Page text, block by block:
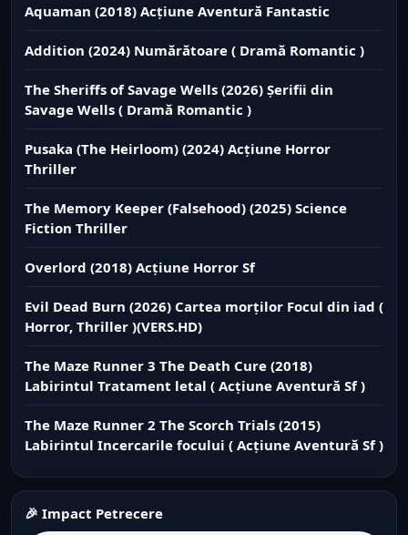
Aquaman (2018) Acțiune Aventură Fantastic
Addition (2024) Numărătoare ( Dramă Romantic )
The Sheriffs of Savage Wells (2026) Șerifii din
Savage Wells ( Dramă Romantic )
Pusaka (The Heirloom) (2024) Acțiune Horror
Thriller
The Memory Keeper (Falsehood) (2025) Science
Fiction Thriller
Overlord (2018) Acțiune Horror Sf
Evil Dead Burn (2026) Cartea morților Focul din iad (
Horror, Thriller )(VERS.HD)
The Maze Runner 3 The Death Cure (2018)
Labirintul Tratament letal ( Acțiune Aventură Sf )
The Maze Runner 2 The Scorch Trials (2015)
Labirintul Incercarile focului ( Acțiune Aventură Sf )
🎉 Impact Petrecere